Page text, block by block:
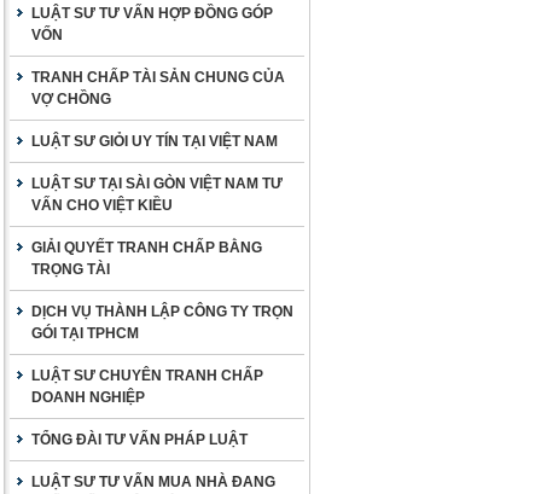
LUẬT SƯ TƯ VẤN HỢP ĐỒNG GÓP
VỐN
TRANH CHẤP TÀI SẢN CHUNG CỦA
VỢ CHỒNG
LUẬT SƯ GIỎI UY TÍN TẠI VIỆT NAM
LUẬT SƯ TẠI SÀI GÒN VIỆT NAM TƯ
VẤN CHO VIỆT KIỀU
GIẢI QUYẾT TRANH CHẤP BẰNG
TRỌNG TÀI
DỊCH VỤ THÀNH LẬP CÔNG TY TRỌN
GÓI TẠI TPHCM
LUẬT SƯ CHUYÊN TRANH CHẤP
DOANH NGHIỆP
TỔNG ĐÀI TƯ VẤN PHÁP LUẬT
LUẬT SƯ TƯ VẤN MUA NHÀ ĐANG